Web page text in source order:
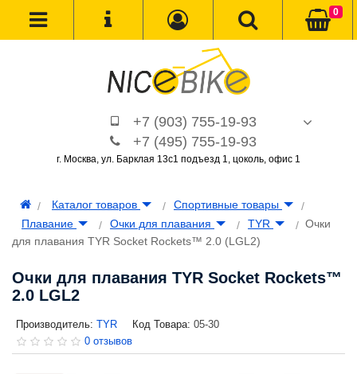
+7 (903) 755-19-93
+7 (495) 755-19-93
г. Москва, ул. Барклая 13с1 подъезд 1, цоколь, офис 1
0
Каталог товаров
Спортивные товары
Плавание
Очки для плавания TYR
Очки
для плавания TYR Socket Rockets™ 2.0 (LGL2)
Очки для плавания TYR Socket Rockets™
2.0 LGL2
Производитель: TYR Код Товара: 05-30
0 отзывов